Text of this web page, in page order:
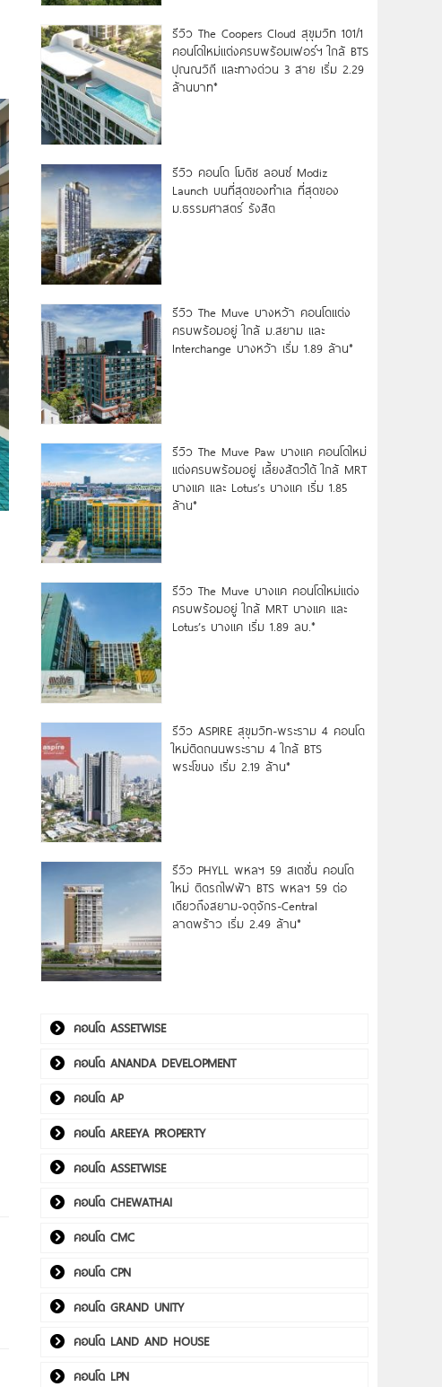
รีวิว The Coopers Cloud สุขุมวิท 101/1
คอนโดใหม่แต่งครบพร้อมเฟอร์ฯ ใกล้ BTS
ปุณณวิถี และทางด่วน 3 สาย เริ่ม 2.29
ล้านบาท*
รีวิว คอนโด โมดิซ ลอนซ์ Modiz
Launch บนที่สุดของทำเล ที่สุดของ
ม.ธรรมศาสตร์ รังสิต
รีวิว The Muve บางหว้า คอนโดแต่ง
ครบพร้อมอยู่ ใกล้ ม.สยาม และ
Interchange บางหว้า เริ่ม 1.89 ล้าน*
รีวิว The Muve Paw บางแค คอนโดใหม่
แต่งครบพร้อมอยู่ เลี้ยงสัตว์ได้ ใกล้ MRT
บางแค และ Lotus’s บางแค เริ่ม 1.85
ล้าน*
รีวิว The Muve บางแค คอนโดใหม่แต่ง
ครบพร้อมอยู่ ใกล้ MRT บางแค และ
Lotus’s บางแค เริ่ม 1.89 ลบ.*
รีวิว ASPIRE สุขุมวิท-พระราม 4 คอนโด
ใหม่ติดถนนพระราม 4 ใกล้ BTS
พระโขนง เริ่ม 2.19 ล้าน*
รีวิว PHYLL พหลฯ 59 สเตชั่น คอนโด
ใหม่ ติดรถไฟฟ้า BTS พหลฯ 59 ต่อ
เดียวถึงสยาม-จตุจักร-Central
ลาดพร้าว เริ่ม 2.49 ล้าน*
คอนโด ASSETWISE
คอนโด ANANDA DEVELOPMENT
คอนโด AP
คอนโด AREEYA PROPERTY
คอนโด ASSETWISE
คอนโด CHEWATHAI
คอนโด CMC
คอนโด CPN
คอนโด GRAND UNITY
คอนโด LAND AND HOUSE
คอนโด LPN